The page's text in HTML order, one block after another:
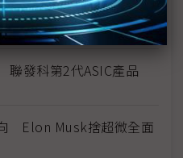
前售罄 買家「祕而不
發科第2代ASIC產品
Elon Musk捨超微全面